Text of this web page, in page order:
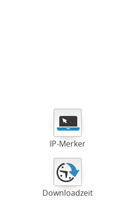
IP-Merker
Downloadzeit